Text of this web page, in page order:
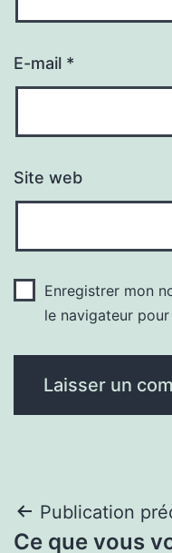
E-mail *
Site web
Enregistrer mon
le navigateur
Publication
Ce que vous